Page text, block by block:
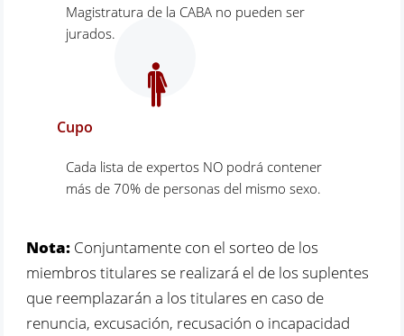
Magistratura de la CABA no pueden ser
jurados.
Cupo
Cada lista de expertos NO podrá contener
más de 70% de personas del mismo sexo.
Nota: Conjuntamente con el sorteo de los
miembros titulares se realizará el de los suplentes
que reemplazarán a los titulares en caso de
renuncia, excusación, recusación o incapacidad